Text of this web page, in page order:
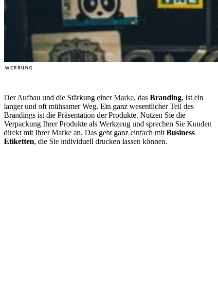
Der Aufbau und die Stärkung einerMarke, das Branding, ist ein
langer und oft mühsamer Weg. Ein ganz wesentlicher Teil des
Brandings ist die Präsentation der Produkte. Nutzen Sie die
Verpackung Ihrer Produkte als Werkzeug und sprechen Sie Kunden
direkt mit Ihrer Marke an. Das geht ganz einfach mit Business
Etiketten, die Sie individuell drucken lassen können.